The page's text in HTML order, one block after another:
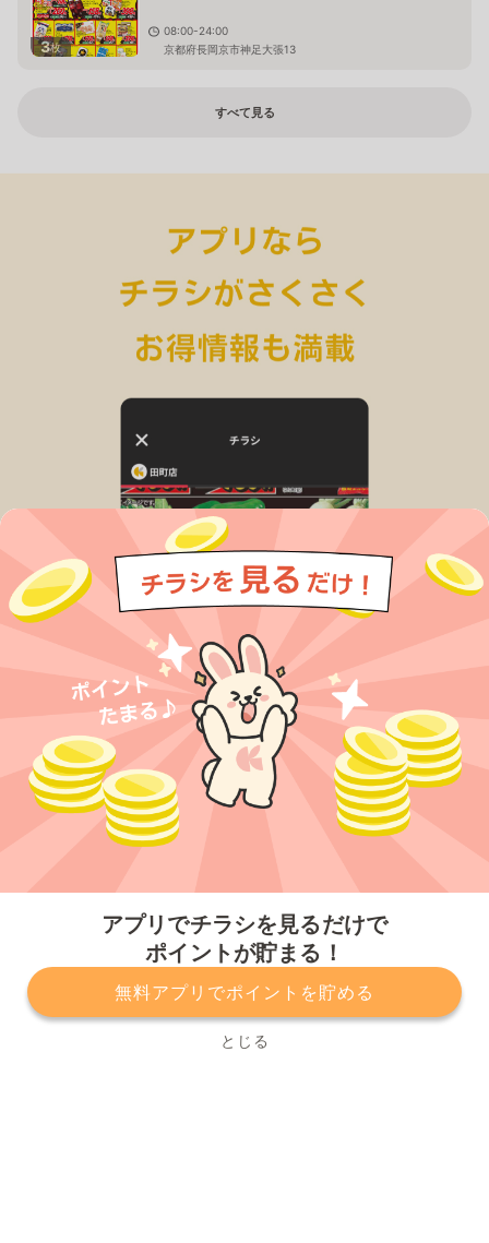
アプリでチラシを見るだけで
ポイントが貯まる！
無料アプリでポイントを貯める
とじる
3枚
08:00-24:00
京都府長岡京市神足大張13
すべて見る
プライバシーポリシー 利用規約
運営会社
サービスに関してのお問い合わせ